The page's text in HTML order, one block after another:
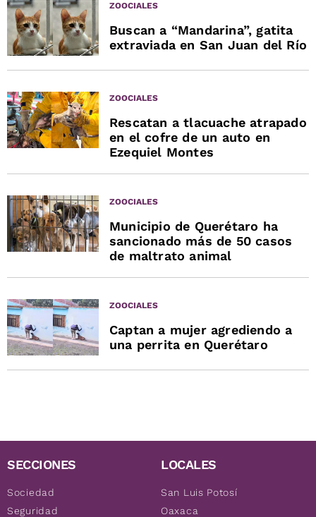
ZOOCIALES
Buscan a “Mandarina”, gatita
extraviada en San Juan del Río
ZOOCIALES
Rescatan a tlacuache atrapado
en el cofre de un auto en
Ezequiel Montes
ZOOCIALES
Municipio de Querétaro ha
sancionado más de 50 casos
de maltrato animal
ZOOCIALES
Captan a mujer agrediendo a
una perrita en Querétaro
SECCIONES
Sociedad
Seguridad
LOCALES
San Luis Potosí
Oaxaca